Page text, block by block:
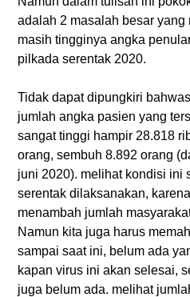
adalah 2 masalah besar
masih tingginya angka
pilkada serentak 2020.
Tidak dapat dipungkiri
jumlah angka pasien yang
sangat tinggi hampir 28.818
orang, sembuh 8.892 orang
juni 2020). melihat kondisi ini
serentak dilaksanakan,
menambah jumlah
Namun kita juga harus
sampai saat ini, belum ada
kapan virus ini akan selesai,
juga belum ada. melihat